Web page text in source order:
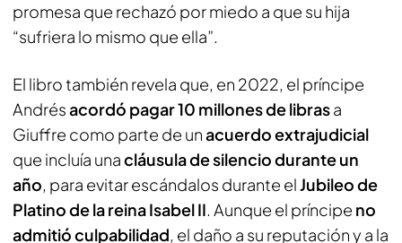
promesa que rechazó por miedo a que su hija
“sufriera lo mismo que ella”.
El libro también revela que, en 2022, el príncipe
Andrésacordó pagar 10 millones de librasa
Giuffre como parte de unacuerdo extrajudicial
que incluía unacláusula de silencio durante un
año, para evitar escándalos durante elJubileo de
Platino de la reina Isabel II. Aunque el príncipe no
admitió culpabilidad, el daño a su reputación y a la